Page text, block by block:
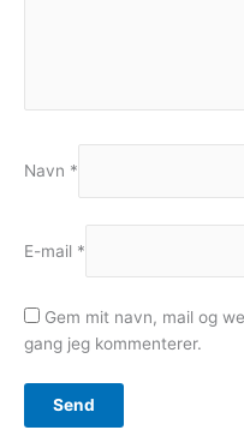
Navn *
E-mail *
Gem mit navn, mail og
gang jeg kommenterer.